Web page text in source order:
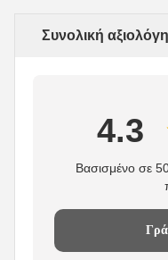
Συνολική
4.3
Βασισμένο σε